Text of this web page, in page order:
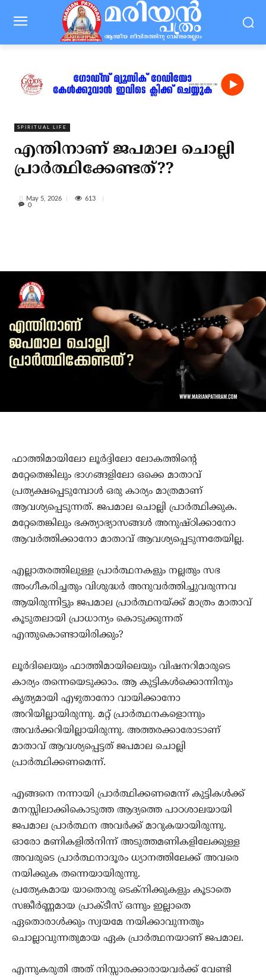
SPIRITUAL LIFE
എന്തിനാണ് ജപമാല ചൊല്ലി
പ്രാര്‍ത്ഥിക്കേണ്ടത്??
May 5, 2026
613
0
ഫാത്തിമായിലോ ലൂര്‍ദ്ദിലോ ലോകത്തിന്റെ
മറ്റേതെങ്കിലും ഭാഗങ്ങളിലോ ഒക്കെ മാതാവ്
പ്രത്യക്ഷപ്പെടുമ്പോള്‍ ഒരു കാര്യം മാത്രമാണ്
ആവശ്യപ്പെടുന്നത്. ജപമാല ചൊല്ലി പ്രാര്‍ത്ഥിക്കുക.
മറ്റേതെങ്കിലും ഭക്ത്യാഭ്യാസങ്ങള്‍ അനുഷ്ഠിക്കാനോ
ആവര്‍ത്തിക്കാനോ മാതാവ് ആവശ്യപ്പെടുന്നതേയില്ല.
എല്ലാതരത്തിലുള്ള പ്രാര്‍ത്ഥനകളും നല്ലതും സഭ
അംഗീകരിച്ചതും വിശുദ്ധര്‍ അനുവര്‍ത്തിച്ചുവരുന്നവ
ആയിരുന്നിട്ടും ജപമാല പ്രാര്‍ത്ഥനയ്ക്ക് മാത്രം മാതാവ്
കൂടുതലായി പ്രാധാന്യം കൊടുക്കുന്നത്
എന്തുകൊണ്ടായിരിക്കും?
ലൂര്‍ദിലെയും ഫാത്തിമായിലെയും വിഷനറിമാരുടെ
കാര്യം തന്നെയെടുക്കാം. ആ കുട്ടികള്‍ക്കൊന്നിനും
കൃത്യമായി എഴുതാനോ വായിക്കാനോ
അറിയില്ലായിരുന്നു. മറ്റ് പ്രാര്‍ത്ഥനകളൊന്നും
അവര്‍ക്കറിയില്ലായിരുന്നു. അത്തരക്കാരോടാണ്
മാതാവ് ആവശ്യപ്പെട്ടത് ജപമാല ചൊല്ലി
പ്രാര്‍ത്ഥിക്കണമെന്ന്.
എങ്ങനെ നന്നായി പ്രാര്‍ത്ഥിക്കണമെന്ന് കുട്ടികള്‍ക്ക്
മനസ്സിലാക്കികൊടുത്ത ആദ്യത്തെ പാഠശാലയായി
ജപമാല പ്രാര്‍ത്ഥന അവര്‍ക്ക് മാറുകയായിരുന്നു.
ഓരോ മണികളില്‍നിന്ന് അടുത്തമണികളിലേക്കുള്ള
അവരുടെ പ്രാര്‍ത്ഥനാദൂരം ധ്യാനത്തിലേക്ക് അവരെ
നയിക്കുക തന്നെയായിരുന്നു.
പ്രത്യേകമായ യാതൊരു ടെക്‌നിക്കുകളും കൂടാതെ
സങ്കീര്‍ണ്ണമായ പ്രാക്ടീസ് ഒന്നും ഇല്ലാതെ
ഏതൊരാള്‍ക്കും സ്വയമേ നയിക്കാവുന്നതും
ചൊല്ലാവുന്നതുമായ ഏക പ്രാര്‍ത്ഥനയാണ് ജപമാല.
എന്നുകരുതി അത് നിസ്സാരക്കാരായവര്‍ക്ക് വേണ്ടി